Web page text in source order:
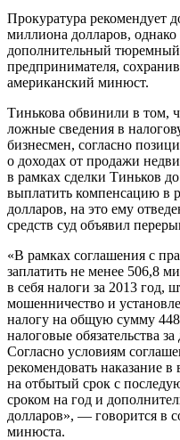
Прокуратура рекомендует
миллиона долларов, однако
дополнительный
предпринимателя,
американский минюст.
Тинькова обвинили в том,
ложные сведения в
бизнесмен, согласно
о доходах от продажи
в рамках сделки Тиньков
выплатить компенсацию в
долларов, на это ему
средств суд объявил
«В рамках соглашения с
заплатить не менее 506,8
в себя налоги за 2013 год,
мошенничество и
налогу на общую сумму
налоговые обязательства
Согласно условиям
рекомендовать наказание
на отбытый срок с
сроком на год и
долларов», — говорится в
минюста.